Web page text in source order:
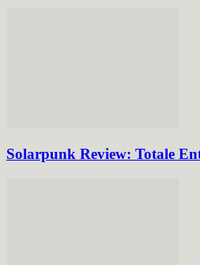
Solarpunk Review: Totale